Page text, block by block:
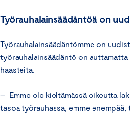
Työrauhalainsäädäntöä on
Työrauhalainsäädäntömme on
työrauhalainsäädäntö on
haasteita.
– Emme ole kieltämässä oikeutta
tasoa työrauhassa, emme